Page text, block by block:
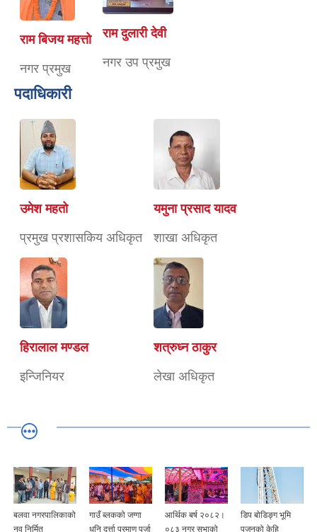
राम बिजय महत्तो
नगर प्रमुख
राम दुलारी देवी
नगर उप प्रमुख
पदाधिकारी
उमेश महतो
प्रमुख प्रशासकिय अधिकृत
यमुना प्रसाद यादव
शाखा अधिकृत
हिरालाल मण्डल
इन्जिनियर
शत्रुध्न ठाकुर
लेखा अधिकृत
बलवा नगरपालिकाको
नव निर्मित
गाउँ ब्लकको जग्गा
धनि दर्त्ता प्रमाण पूर्जा
आर्थिक बर्ष २०८२।
०८३ नगर सभाको
डिप बोडिङ्ग भूमि
पुजनको केहि